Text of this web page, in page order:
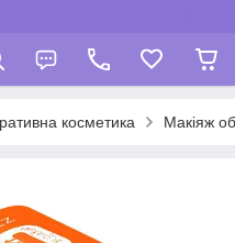
косметика Макіяж